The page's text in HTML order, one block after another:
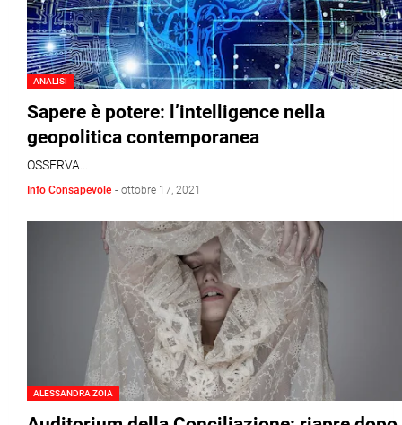
ANALISI
Sapere è potere: l’intelligence nella
geopolitica contemporanea
OSSERVA…
Info Consapevole - ottobre 17, 2021
ALESSANDRA ZOIA